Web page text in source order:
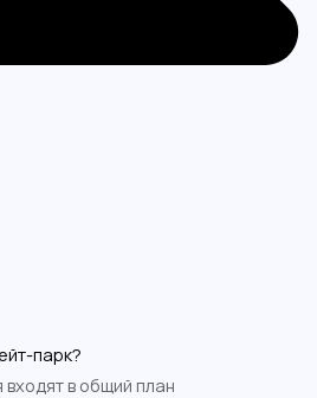
парк?
в общий план